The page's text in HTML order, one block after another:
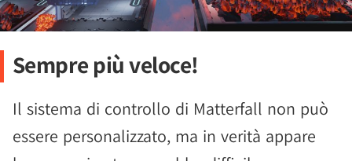
Sempre più veloce!
Il sistema di controllo di Matterfall non può
essere personalizzato, ma in verità appare